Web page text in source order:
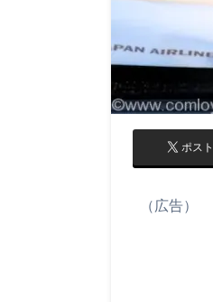
ポスト
（広告）